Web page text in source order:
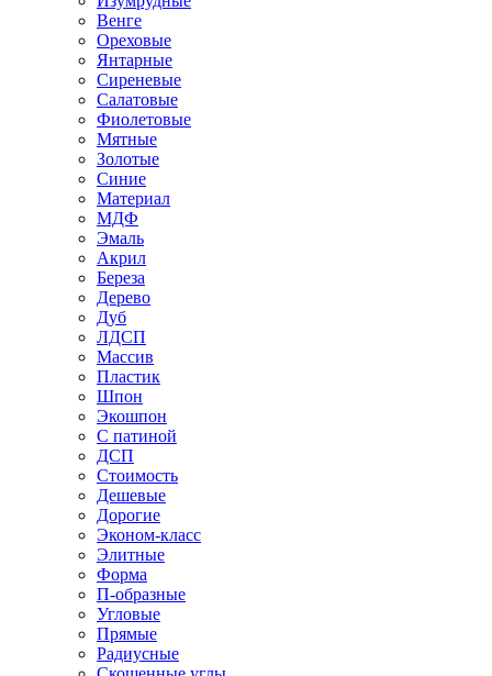
Венге
Ореховые
Янтарные
Сиреневые
Салатовые
Фиолетовые
Мятные
Золотые
Синие
Материал
МДФ
Эмаль
Акрил
Береза
Дерево
Дуб
ЛДСП
Массив
Пластик
Шпон
Экошпон
С патиной
ДСП
Стоимость
Дешевые
Дорогие
Эконом-класс
Элитные
Форма
П-образные
Угловые
Прямые
Радиусные